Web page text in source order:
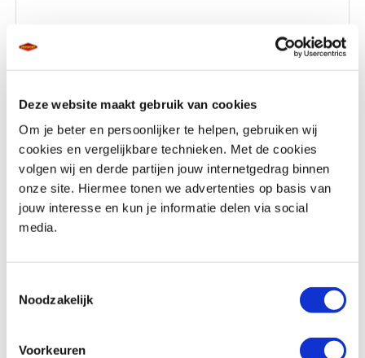
Deze website maakt gebruik van cookies
Om je beter en persoonlijker te helpen, gebruiken wij
cookies en vergelijkbare technieken. Met de cookies
volgen wij en derde partijen jouw internetgedrag binnen
onze site. Hiermee tonen we advertenties op basis van
jouw interesse en kun je informatie delen via social
media.
Noodzakelijk
Voorkeuren
Wil je een financieringsaanbod *
Ja Nee